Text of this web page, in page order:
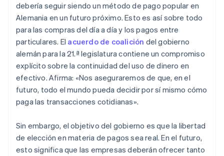
debería seguir siendo un método de pago popular en
Alemania en un futuro próximo. Esto es así sobre todo
para las compras del día a día y los pagos entre
particulares. El acuerdo de coalición del gobierno
alemán para la 21.ª legislatura contiene un compromiso
explícito sobre la continuidad del uso de dinero en
efectivo. Afirma: «Nos aseguraremos de que, en el
futuro, todo el mundo pueda decidir por sí mismo cómo
paga las transacciones cotidianas».
Sin embargo, el objetivo del gobierno es que la libertad
de elección en materia de pagos sea real. En el futuro,
esto significa que las empresas deberán ofrecer tanto